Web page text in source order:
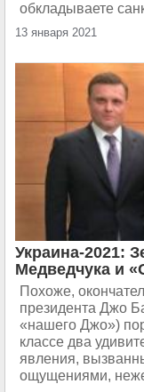
обкладываете
13 января 2021
Украина-2021:
Медведчука и
Похоже,
президента Джо
«нашего Джо»)
классе два
явления,
ощущениями,